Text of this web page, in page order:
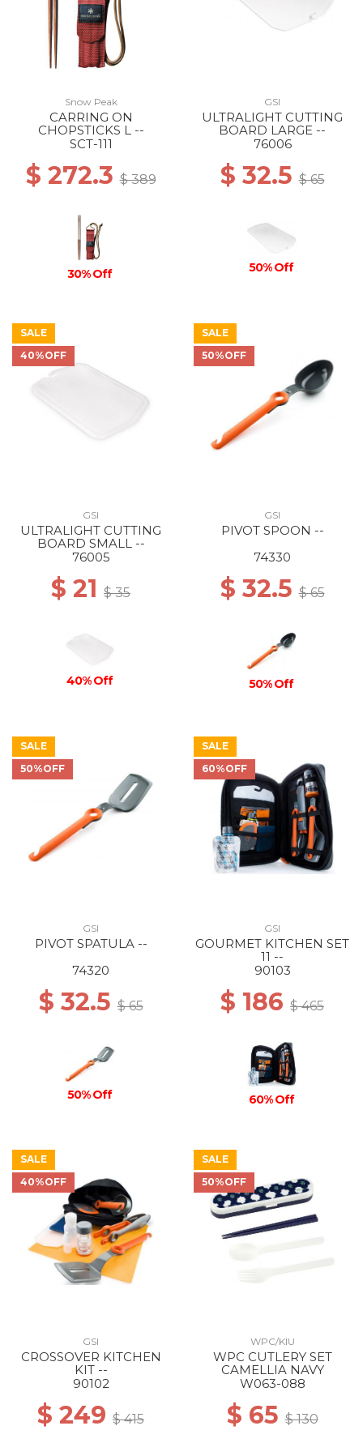
Snow Peak
CARRING ON
CHOPSTICKS L --
SCT-111
$ 272.3$ 389
30% Off
GSI
ULTRALIGHT CUTTING
BOARD LARGE --
76006
$ 32.5$ 65
50% Off
SALE
40%OFF
GSI
ULTRALIGHT CUTTING
BOARD SMALL --
76005
$ 21 $ 35
40% Off
SALE
50%OFF
GSI
PIVOT SPOON --
74330
$ 32.5$ 65
50% Off
SALE
50%OFF
GSI
PIVOT SPATULA --
74320
$ 32.5$ 65
50% Off
SALE
60%OFF
GSI
GOURMET KITCHEN SET
11 --
90103
$ 186 $ 465
60% Off
SALE
40%OFF
GSI
CROSSOVER KITCHEN
KIT --
90102
$ 249 $ 415
SALE
50%OFF
WPC/KIU
WPC CUTLERY SET
CAMELLIA NAVY
W063-088
$ 65$ 130